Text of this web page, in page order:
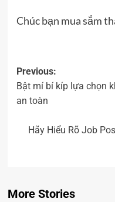
Chúc bạn mua sắm
Previous:
Bật mí bí kíp lựa chọn
an toàn
Hãy Hiểu Rõ Job
More Stories